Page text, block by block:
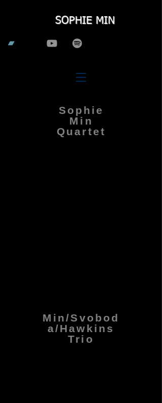
SOPHIE MIN
Sophie
Min
Quartet
Min/Svobod
a/Hawkins
Trio